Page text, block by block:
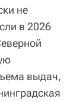
не
в 2026
выдач,